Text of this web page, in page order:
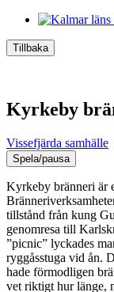
Tillbaka
Kyrkeby
Vissefjärda samhälle
Spela/pausa
Kyrkeby bränneri är
tillstånd från kung
genomresa till
”picnic” lyckades
ryggåsstuga vid ån.
hade förmodligen
vet riktigt hur länge,